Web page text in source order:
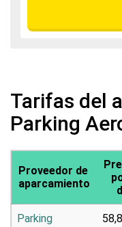
Tarifas del
Parking
Proveedor de
aparcamiento
Parking